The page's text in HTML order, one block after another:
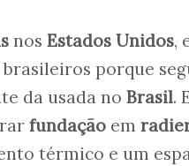
nos Estados Unidos,
porque
da usada no Brasil.
fundação em
térmico e um